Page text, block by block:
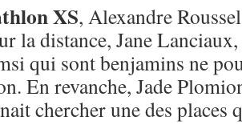
XS, Alexandre
la distance, Jane
qui sont benjamins ne
En revanche, Jade
chercher une des places